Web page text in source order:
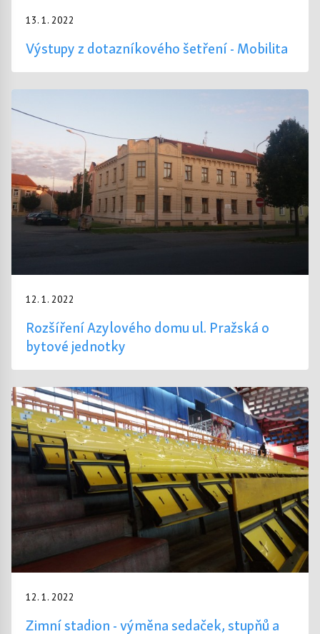
13. 1. 2022
Výstupy z dotazníkového šetření - Mobilita
12. 1. 2022
Rozšíření Azylového domu ul. Pražská o
bytové jednotky
12. 1. 2022
Zimní stadion - výměna sedaček, stupňů a